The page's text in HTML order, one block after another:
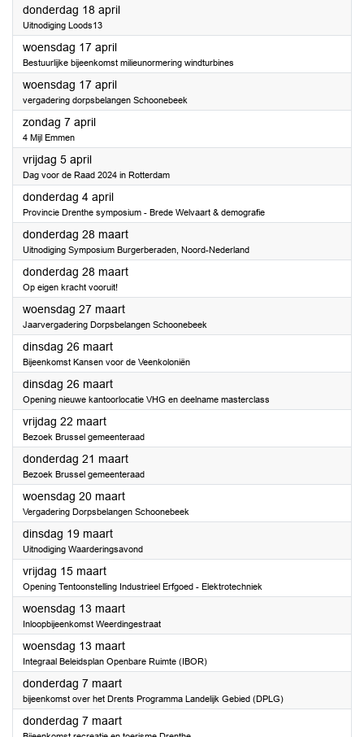
donderdag 18 april2024
Uitnodiging Loods13
woensdag 17 april2024
Bestuurlijke bijeenkomst milieunormering windturbines
woensdag 17 april2024
vergadering dorpsbelangen Schoonebeek
zondag 7 april2024
4 Mijl Emmen
vrijdag 5 april2024
Dag voor de Raad 2024 in Rotterdam
donderdag 4 april2024
Provincie Drenthe symposium - Brede Welvaart & demografie
donderdag 28 maart2024
Uitnodiging Symposium Burgerberaden, Noord-Nederland
donderdag 28 maart2024
Op eigen kracht vooruit!
woensdag 27 maart2024
Jaarvergadering Dorpsbelangen Schoonebeek
dinsdag 26 maart2024
Bijeenkomst Kansen voor de Veenkoloniën
dinsdag 26 maart2024
Opening nieuwe kantoorlocatie VHG en deelname masterclass
vrijdag 22 maart2024
Bezoek Brussel gemeenteraad
donderdag 21 maart2024
Bezoek Brussel gemeenteraad
woensdag 20 maart2024
Vergadering Dorpsbelangen Schoonebeek
dinsdag 19 maart2024
Uitnodiging Waarderingsavond
vrijdag 15 maart2024
Opening Tentoonstelling Industrieel Erfgoed - Elektrotechniek
woensdag 13 maart2024
Inloopbijeenkomst Weerdingestraat
woensdag 13 maart2024
Integraal Beleidsplan Openbare Ruimte (IBOR)
donderdag 7 maart2024
bijeenkomst over het Drents Programma Landelijk Gebied (DPLG)
donderdag 7 maart2024